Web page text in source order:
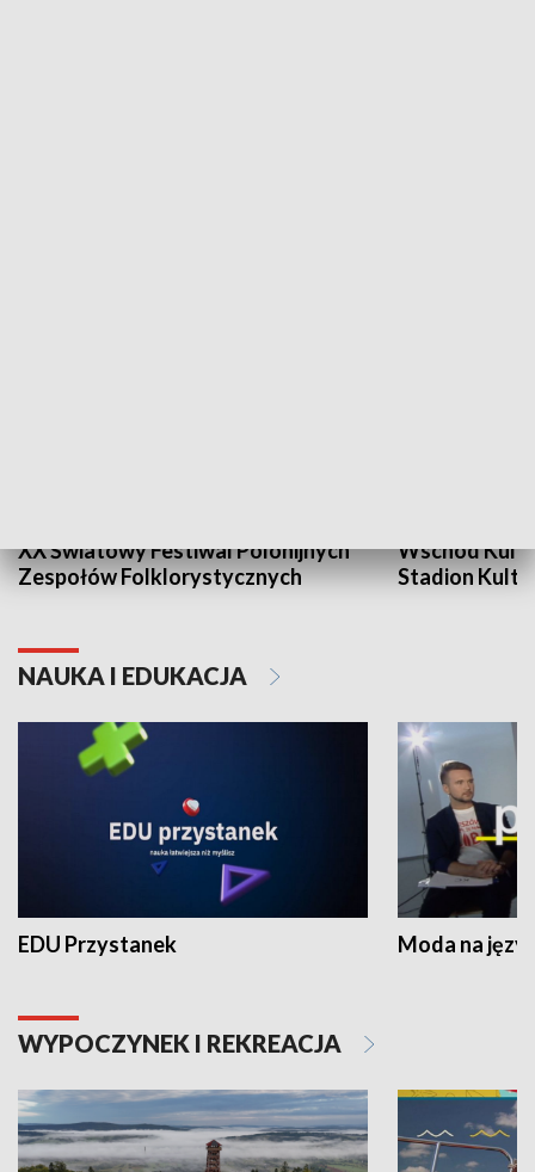
XX Światowy Festiwal Polonijnych
Zespołów Folklorystycznych
Wschód
Stadion
NAUKA I EDUKACJA
EDU Przystanek Moda na
WYPOCZYNEK I REKREACJA